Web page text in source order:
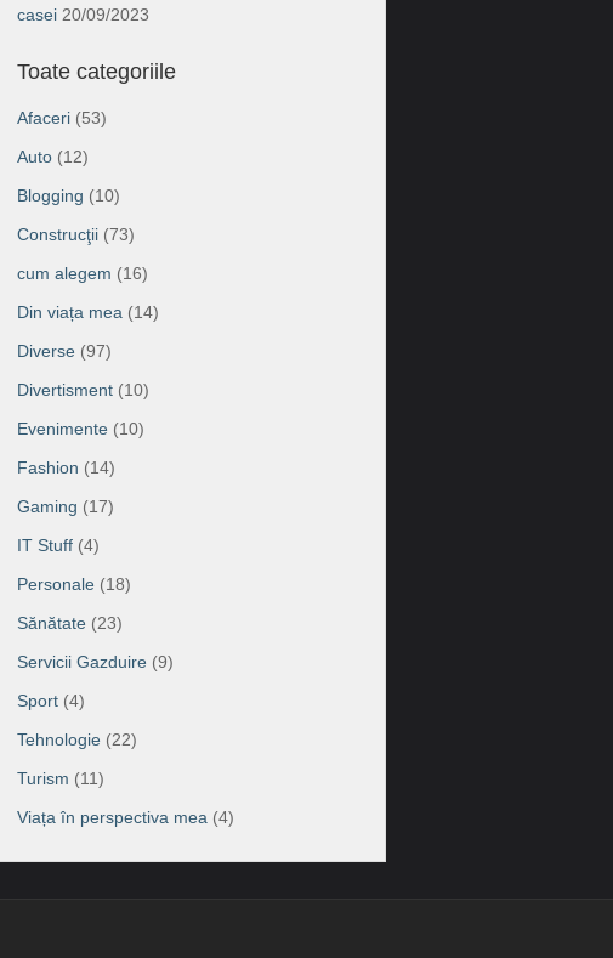
casei 20/09/2023
Toate categoriile
Afaceri (53)
Auto (12)
Blogging (10)
Construcţii (73)
cum alegem (16)
Din viața mea (14)
Diverse (97)
Divertisment (10)
Evenimente (10)
Fashion (14)
Gaming (17)
IT Stuff (4)
Personale (18)
Sănătate (23)
Servicii Gazduire (9)
Sport (4)
Tehnologie (22)
Turism (11)
Viața în perspectiva mea (4)